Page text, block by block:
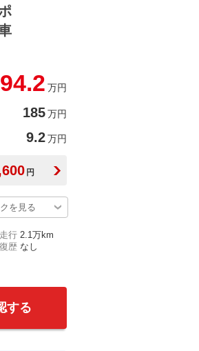
万円
185万円
9.2万円
円
を見る
走行 2.1万km
歴 なし
する